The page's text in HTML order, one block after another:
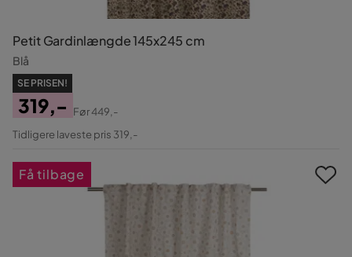
Petit Gardinlængde 145x245 cm
Blå
SE PRISEN!
Pris
319,-
Original
Før449,-
Tidligere laveste pris 319,-
Få tilbage